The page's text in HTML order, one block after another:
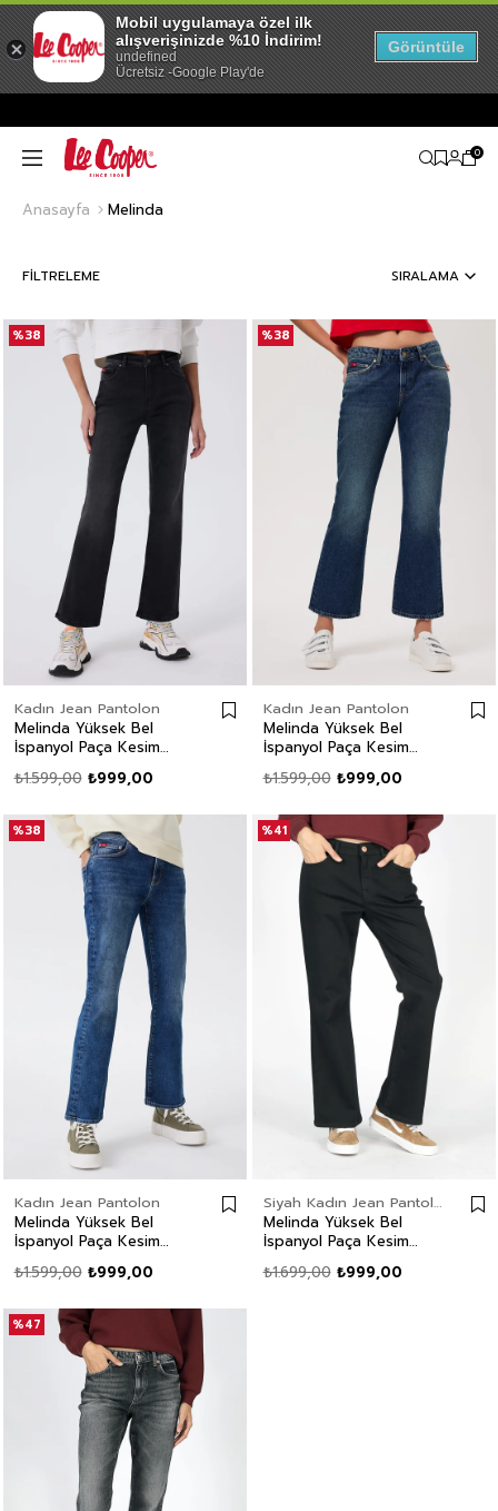
0
Anasayfa Melinda
FILTRELEME SIRALAMA
Kadın Jean Pantolon
Melinda Yüksek Bel
İspanyol Paça Kesim
Jean Pantolon₺999,00
₺1.599,00
%38
Kadın Jean Pantolon
Melinda Yüksek Bel
İspanyol Paça Kesim
Mavi Kadın Jean
₺999,00
₺1.599,00
%38
Kadın Jean Pantolon
Melinda Yüksek Bel
İspanyol Paça Kesim
Jean Pantolon₺999,00
₺1.599,00
%38
Siyah Kadın Jean Pantolon
Melinda Yüksek Bel
İspanyol Paça Kesim
Jean Pantolon₺999,00
₺1.699,00
%41
%47
Mobil uygulamaya özel ilk
alışverişinizde %10 İndirim!
undefined
Ücretsiz -Google Play'de
Görüntüle